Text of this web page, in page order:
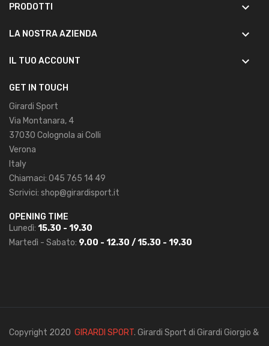
PRODOTTI keyboard_arrow_down
LA NOSTRA AZIENDA keyboard_arrow_down
IL TUO ACCOUNT keyboard_arrow_down
GET IN TOUCH
Girardi Sport
Via Montanara, 4
37030 Colognola ai Colli
Verona
Italy
Chiamaci: 045 765 14 49
Scrivici: shop@girardisport.it
OPENING TIME
Lunedì: 15.30 - 19.30
Martedì - Sabato: 9.00 - 12.30 / 15.30 - 19.30
Copyright 2020 GIRARDI SPORT. Girardi Sport di Girardi Giorgio &